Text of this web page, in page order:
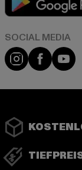
Instagram